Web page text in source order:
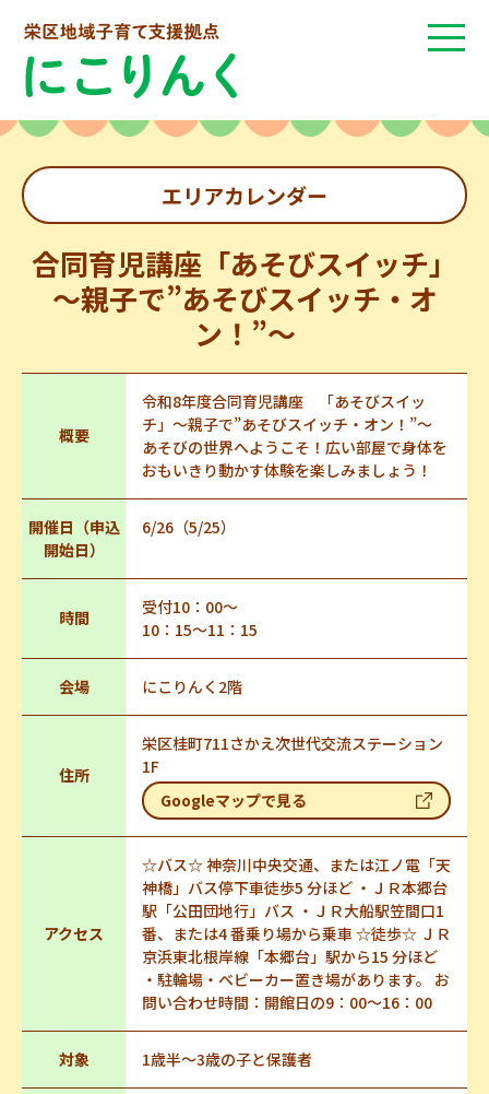
エリアカレンダー
合同育児講座「あそびスイッチ」
～親子で”あそびスイッチ・オ
ン！”～
概要
令和8年度合同育児講座 「あそびスイッ
チ」～親子で”あそびスイッチ・オン！”～
あそびの世界へようこそ！広い部屋で身体を
おもいきり動かす体験を楽しみましょう！
開催日（申込
開始日）
6/26（5/25）
時間
受付10：00～
10：15～11：15
会場 にこりんく2階
住所
栄区桂町711さかえ次世代交流ステーション
1F
Googleマップで見る
アクセス
☆バス☆ 神奈川中央交通、または江ノ電「天
神橋」バス停下車徒歩5 分ほど ・ＪＲ本郷台
駅「公田団地行」バス ・ＪＲ大船駅笠間口1
番、または4 番乗り場から乗車 ☆徒歩☆ ＪＲ
京浜東北根岸線「本郷台」駅から15 分ほど
・駐輪場・ベビーカー置き場があります。 お
問い合わせ時間：開館日の9：00～16：00
対象 1歳半～3歳の子と保護者